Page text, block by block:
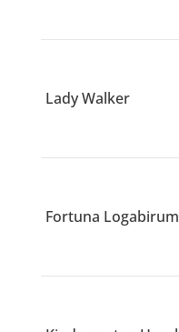
Lady Walker
Fortuna Logabirum